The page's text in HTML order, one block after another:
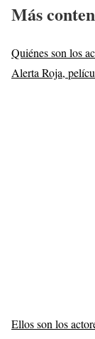
Más
Quiénes son los
Alerta Roja,
Ellos son los